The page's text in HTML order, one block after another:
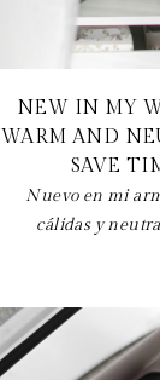
NEW IN MY
WARM AND
SAVE
Nuevo en mi
cálidas y